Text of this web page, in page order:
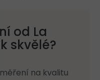
od La
skvělé?
na kvalitu